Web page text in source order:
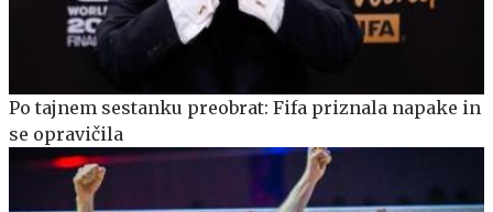
Po tajnem sestanku preobrat: Fifa priznala napake in
se opravičila